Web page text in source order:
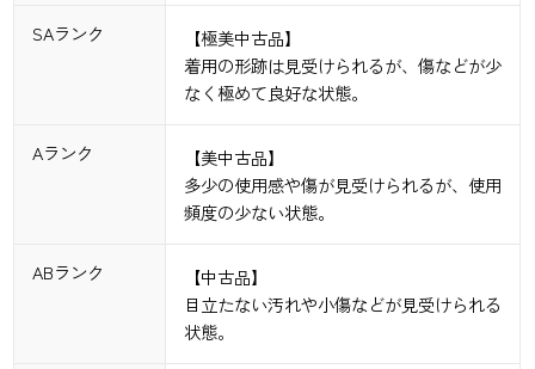
SAランク
【極美中古品】
着用の形跡は見受けられるが、傷などが少
なく極めて良好な状態。
Aランク
【美中古品】
多少の使用感や傷が見受けられるが、使用
頻度の少ない状態。
ABランク
【中古品】
目立たない汚れや小傷などが見受けられる
状態。